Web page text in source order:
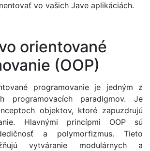
vo vašich Jave aplikáciách.
orientované
(OOP)
programovanie je jedným z
programovacích paradigmov. Je
objektov, ktoré zapuzdrujú
Hlavnými princípmi OOP sú
a polymorfizmus. Tieto
vytváranie modulárnych a